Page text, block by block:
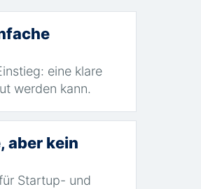
eine klare
werden kann.
aber kein
Startup- und